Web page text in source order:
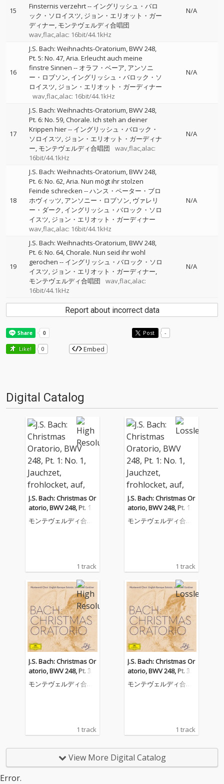
15
Finsternis verzehrt-- イングリッシュ・バロ
ック・ソロイスツ ジョン・エリオット・ガー
ディナー モンテヴェルディ合唱団
wav,flac,alac: 16bit/44.1kHz
N/A
16
J.S. Bach: Weihnachts-Oratorium, BWV 248,
Pt. 5: No. 47, Aria. Erleucht auch meine
finstre Sinnen -- オラフ・ベーア アンソニ
ー・ロブソン イングリッシュ・バロック・ソ
ロイスツ ジョン・エリオット・ガーディナー
wav,flac,alac: 16bit/44.1kHz
N/A
17
J.S. Bach: Weihnachts-Oratorium, BWV 248,
Pt. 6: No. 59, Chorale. Ich steh an deiner
Krippen hier-- イングリッシュ・バロック・
ソロイスツ ジョン・エリオット・ガーディナ
ー モンテヴェルディ合唱団
wav,flac,alac:
16bit/44.1kHz
N/A
18
J.S. Bach: Weihnachts-Oratorium, BWV 248,
Pt. 6: No. 62, Aria. Nun mögt ihr stolzen
Feinde schrecken --ハンス・ペーター・ブロ
ホヴィッツ アンソニー・ロブソン ヴァレリ
ー・ダーク イングリッシュ・バロック・ソロ
イスツ ジョン・エリオット・ガーディナー
wav,flac,alac: 16bit/44.1kHz
N/A
19
J.S. Bach: Weihnachts-Oratorium, BWV 248,
Pt. 6: No. 64, Chorale. Nun seid ihr wohl
gerochen -- イングリッシュ・バロック・ソロ
イスツ ジョン・エリオット・ガーディナー
モンテヴェルディ合唱団
wav,flac,alac:
16bit/44.1kHz
N/A
Report about incorrect data
Post -
Like! 0 Embed
Digital Catalog
J.S. Bach: Christmas Or
atorio, BWV 248, Pt. 1:
No. 1, Jauchzet, frohlo
cket, auf, preiset die T
モンテヴェルディ合唱
1 track
J.S. Bach: Christmas Or
atorio, BWV 248, Pt. 1:
No. 1, Jauchzet, frohlo
cket, auf, preiset die T
モンテヴェルディ合唱
1 track
J.S. Bach: Christmas Or
atorio, BWV 248, Pt. 3:
No. 24, Herrscher des
Himmels, erhöre das L
モンテヴェルディ合唱
1 track
J.S. Bach: Christmas Or
atorio, BWV 248, Pt. 3:
No. 24, Herrscher des
Himmels, erhöre das L
モンテヴェルディ合唱
1 track
View More Digital Catalog
Error.